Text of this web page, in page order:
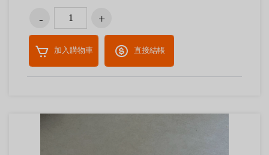
加入購物車 直接結帳